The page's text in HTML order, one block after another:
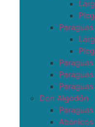
Don Algodón